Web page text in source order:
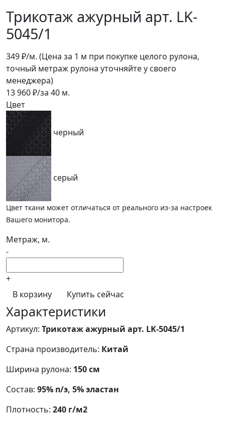
Трикотаж ажурный арт. LK-
5045/1
349₽/м. (Цена за 1 м при покупке целого рулона,
точный метраж рулона уточняйте у своего
менеджера)
13 960₽/за 40 м.
Цвет
черный
серый
Цвет ткани может отличаться от реального из-за настроек
Вашего монитора.
Метраж, м.
-
+
В корзину
Купить сейчас
Характеристики
Артикул: Трикотаж ажурный арт. LK-5045/1
Страна производитель: Китай
Ширина рулона: 150 см
Состав: 95% п/э, 5% эластан
Плотность: 240 г/м2